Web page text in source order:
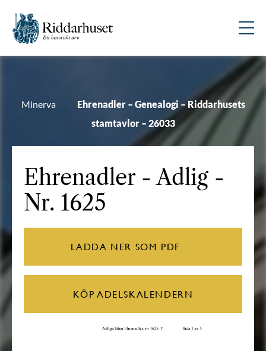
Minerva
Ehrenadler – Genealogi – Riddarhusets
stamtavlor – 26033
Ehrenadler- Adlig -
Nr. 1625
LADDA NER SOM PDF
KÖP ADELSKALENDERN